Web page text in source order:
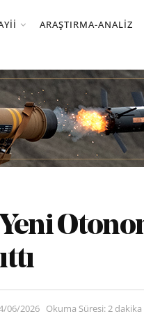
ARAŞTIRMA-ANALIZ
06/2026 Okuma Süresi: 2